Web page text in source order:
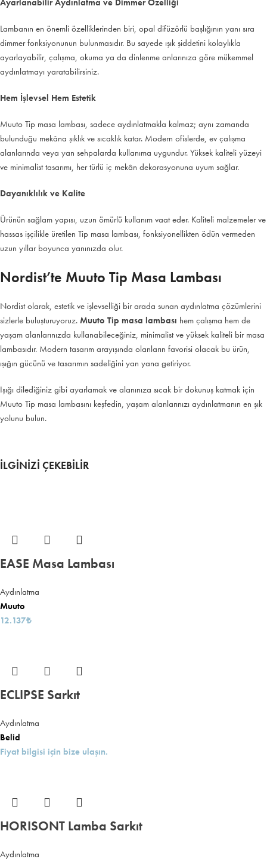
Ayarlanabilir Aydınlatma ve Dimmer Özelliği
Lambanın en önemli özelliklerinden biri, opal difüzörlü başlığının yanı sıra
dimmer fonksiyonunun bulunmasıdır. Bu sayede ışık şiddetini kolaylıkla
ayarlayabilir, çalışma, okuma ya da dinlenme anlarınıza göre mükemmel
aydınlatmayı yaratabilirsiniz.
Hem İşlevsel Hem Estetik
Muuto Tip masa lambası, sadece aydınlatmakla kalmaz; aynı zamanda
bulunduğu mekâna şıklık ve sıcaklık katar. Modern ofislerde, ev çalışma
alanlarında veya yan sehpalarda kullanıma uygundur. Yüksek kaliteli yüzeyi
ve minimalist tasarımı, her türlü iç mekân dekorasyonuna uyum sağlar.
Dayanıklılık ve Kalite
Ürünün sağlam yapısı, uzun ömürlü kullanım vaat eder. Kaliteli malzemeler ve
hassas işçilikle üretilen Tip masa lambası, fonksiyonellikten ödün vermeden
uzun yıllar boyunca yanınızda olur.
Nordist’te Muuto Tip Masa Lambası
Nordist olarak, estetik ve işlevselliği bir arada sunan aydınlatma çözümlerini
sizlerle buluşturuyoruz. Muuto Tip masa lambası hem çalışma hem de
yaşam alanlarınızda kullanabileceğiniz, minimalist ve yüksek kaliteli bir masa
lambasıdır. Modern tasarım arayışında olanların favorisi olacak bu ürün,
ışığın gücünü ve tasarımın sadeliğini yan yana getiriyor.
Işığı dilediğiniz gibi ayarlamak ve alanınıza sıcak bir dokunuş katmak için
Muuto Tip masa lambasını keşfedin, yaşam alanlarınızı aydınlatmanın en şık
yolunu bulun.
İLGİNİZİ ÇEKEBİLİR
EASE Masa Lambası
Aydınlatma
Muuto
12.137₺
ECLIPSE Sarkıt
Aydınlatma
Belid
Fiyat bilgisi için bize ulaşın.
HORISONT Lamba Sarkıt
Aydınlatma